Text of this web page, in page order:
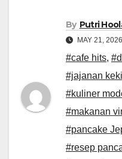
By Putri
MAY 21, 2026
#cafe hits,
#jajanan
#kuliner
#makanan
#pancake
#resep